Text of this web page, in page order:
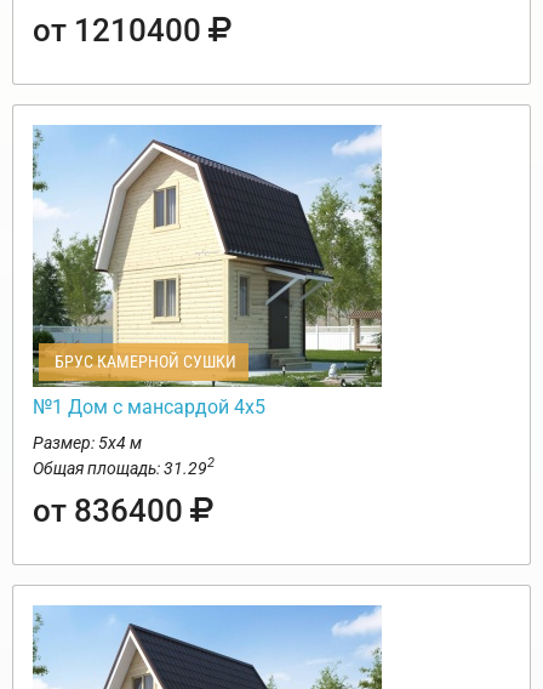
от 1210400
БРУС КАМЕРНОЙ СУШКИ
№1 Дом с мансардой 4х5
Размер: 5х4 м
Общая площадь: 31.292
от 836400